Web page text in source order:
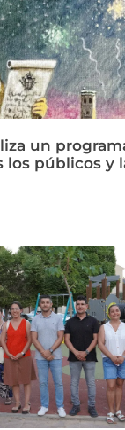
un
los públicos y